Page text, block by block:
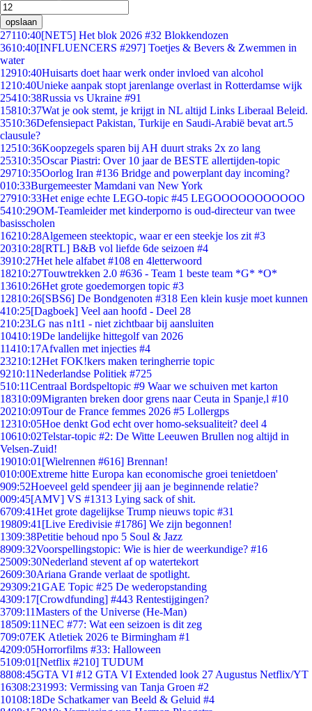
opslaan
27110:40[NET5] Het blok 2026 #32 Blokkendozen
3610:40[INFLUENCERS #297] Toetjes & Bevers & Zwemmen in
water
12910:40Huisarts doet haar werk onder invloed van alcohol
1210:40Unieke aanpak stopt jarenlange overlast in Rotterdamse wijk
25410:38Russia vs Ukraine #91
15810:37Wat je ook stemt, je krijgt in NL altijd Links Liberaal Beleid.
3510:36Defensiepact Pakistan, Turkije en Saudi-Arabië bevat art.5
clausule?
12510:36Koopzegels sparen bij AH duurt straks 2x zo lang
25310:35Oscar Piastri: Over 10 jaar de BESTE allertijden-topic
29710:35Oorlog Iran #136 Bridge and powerplant day incoming?
010:33Burgemeester Mamdani van New York
27910:33Het enige echte LEGO-topic #45 LEGOOOOOOOOOOO
5410:29OM-Teamleider met kinderporno is oud-directeur van twee
basisscholen
16210:28Algemeen steektopic, waar er een steekje los zit #3
20310:28[RTL] B&B vol liefde 6de seizoen #4
3910:27Het hele alfabet #108 en 4letterwoord
18210:27Touwtrekken 2.0 #636 - Team 1 beste team *G* *O*
13610:26Het grote goedemorgen topic #3
12810:26[SBS6] De Bondgenoten #318 Een klein kusje moet kunnen
410:25[Dagboek] Veel aan hoofd - Deel 28
210:23LG nas n1t1 - niet zichtbaar bij aansluiten
10410:19De landelijke hittegolf van 2026
11410:17Afvallen met injecties #4
23210:12Het FOK!kers maken teringherrie topic
9210:11Nederlandse Politiek #725
510:11Centraal Bordspeltopic #9 Waar we schuiven met karton
18310:09Migranten breken door grens naar Ceuta in Spanje,l #10
20210:09Tour de France femmes 2026 #5 Lollergps
12310:05Hoe denkt God echt over homo-seksualiteit? deel 4
10610:02Telstar-topic #2: De Witte Leeuwen Brullen nog altijd in
Velsen-Zuid!
19010:01 [Wielrennen #616] Brennan!
010:00Extreme hitte Europa kan economische groei tenietdoen'
909:52Hoeveel geld spendeer jij aan je beginnende relatie?
009:45[AMV] VS #1313 Lying sack of shit.
6709:41Het grote dagelijkse Trump nieuws topic #31
19809:41 [Live Eredivisie #1786] We zijn begonnen!
1309:38Petitie behoud npo 5 Soul & Jazz
8909:32Voorspellingstopic: Wie is hier de weerkundige? #16
25009:30Nederland stevent af op watertekort
2609:30Ariana Grande verlaat de spotlight.
29309:21GAE Topic #25 De wederopstanding
4309:17[Crowdfunding] #443 Rentestijgingen?
3709:11Masters of the Universe (He-Man)
18509:11NEC #77: Wat een seizoen is dit zeg
709:07EK Atletiek 2026 te Birmingham #1
4209:05Horrorfilms #33: Halloween
5109:01 [Netflix #210] TUDUM
8808:45GTA VI #12 GTA VI Extended look 27 Augustus Netflix/YT
16308:231993: Vermissing van Tanja Groen #2
10108:18De Schatkamer van Beeld & Geluid #4